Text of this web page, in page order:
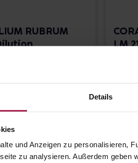
Details
und Anzeigen zu personalisieren,
zu analysieren. Außerdem geben
RUBRUM
LM